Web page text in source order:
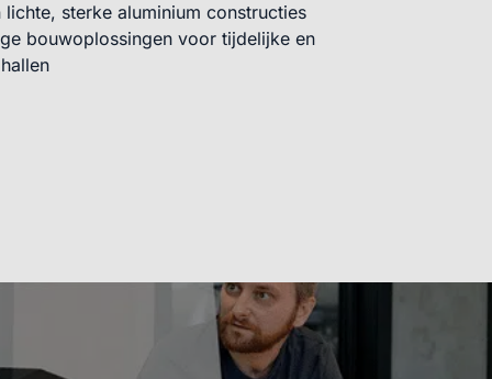
sterke aluminium constructies
bouwoplossingen voor tijdelijke en